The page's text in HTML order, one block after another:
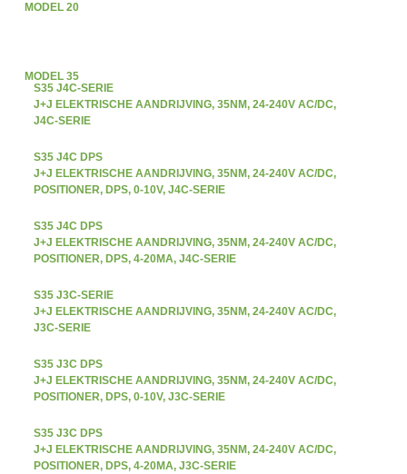
MODEL 20
MODEL 35
S35 J4C-SERIE
J+J ELEKTRISCHE AANDRIJVING, 35NM, 24-240V AC/DC,
J4C-SERIE
S35 J4C DPS
J+J ELEKTRISCHE AANDRIJVING, 35NM, 24-240V AC/DC,
POSITIONER, DPS, 0-10V, J4C-SERIE
S35 J4C DPS
J+J ELEKTRISCHE AANDRIJVING, 35NM, 24-240V AC/DC,
POSITIONER, DPS, 4-20MA, J4C-SERIE
S35 J3C-SERIE
J+J ELEKTRISCHE AANDRIJVING, 35NM, 24-240V AC/DC,
J3C-SERIE
S35 J3C DPS
J+J ELEKTRISCHE AANDRIJVING, 35NM, 24-240V AC/DC,
POSITIONER, DPS, 0-10V, J3C-SERIE
S35 J3C DPS
J+J ELEKTRISCHE AANDRIJVING, 35NM, 24-240V AC/DC,
POSITIONER, DPS, 4-20MA, J3C-SERIE